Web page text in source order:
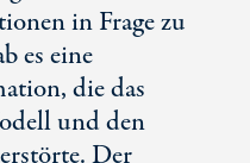
in Frage zu
es eine
die das
und den